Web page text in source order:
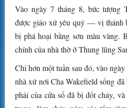
Vào ngày 7 tháng 8, bức tượng
được giáo xứ yêu quý — vị thánh
bị phá hoại bằng sơn màu vàng.
chính của nhà thờ ở Thung lũng
Chỉ hơn một tuần sau đó, vào
nhà xứ nơi Cha Wakefield sống
phải của cửa sổ đã bị đốt cháy,